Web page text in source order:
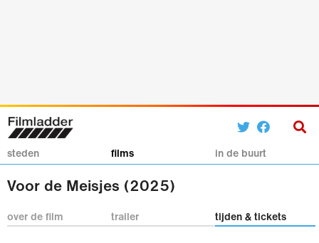
steden films in de buurt
Voor de Meisjes (2025)
over de film trailer tijden & tickets